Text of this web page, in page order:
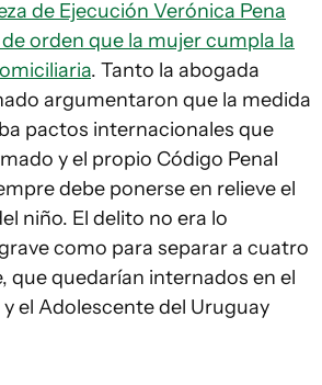
de Ejecución Verónica Pena
orden que la mujer cumpla la
. Tanto la abogada
argumentaron que la medida
pactos internacionales que
y el propio Código Penal
debe ponerse en relieve el
niño. El delito no era lo
como para separar a cuatro
que quedarían internados en el
el Adolescente del Uruguay